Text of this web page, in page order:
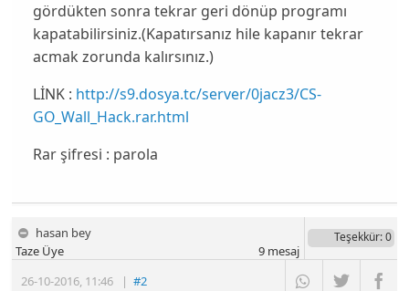
gördükten sonra tekrar geri dönüp programı
kapatabilirsiniz.(Kapatırsanız hile kapanır tekrar
acmak zorunda kalırsınız.)
LİNK : http://s9.dosya.tc/server/0jacz3/CS-
GO_Wall_Hack.rar.html
Rar şifresi : parola
hasan bey
26-10-2016, 11:46 |#2
Taze Üye
Teşekkür: 0
9mesaj